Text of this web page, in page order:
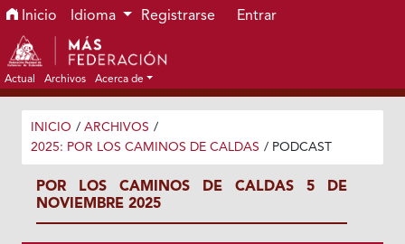
Ir al menú de navegación principal
Ir al contenido principal
Ir al pie de página del sitio
Inicio Idioma Registrarse Entrar
Actual Archivos Acerca de
INICIO / ARCHIVOS /
2025: POR LOS CAMINOS DE CALDAS / PODCAST
POR LOS CAMINOS DE CALDAS 5 DE
NOVIEMBRE 2025